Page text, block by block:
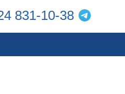
831-10-38